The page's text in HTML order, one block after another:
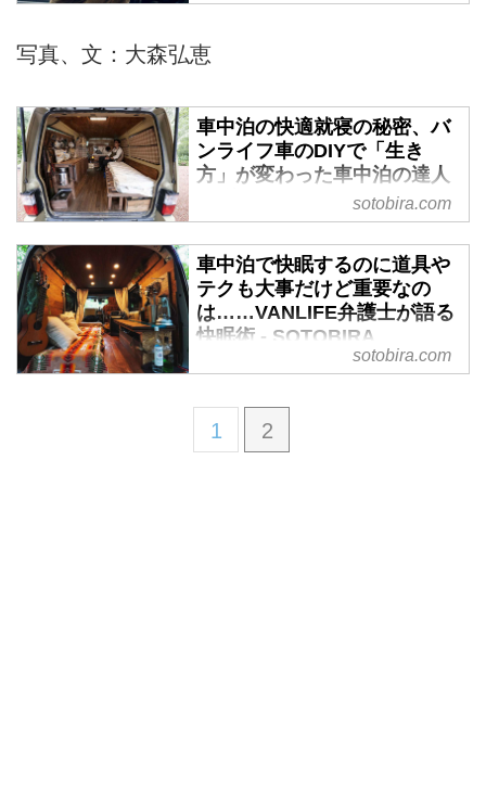
写真、文：大森弘恵
車中泊の快適就寝の秘密、バ
ンライフ車のDIYで「生き
方」が変わった車中泊の達人
に聞いてみた！ - SOTOBIRA
イフを楽しむヘンミマオさんの、
車中泊・快眠テクを紹介。車内や
ベッドなどのDIYポイントや自宅
のリノベーションなど。
sotobira.com
車中泊で快眠するのに道具や
テクも大事だけど重要なの
は……VANLIFE弁護士が語る
快眠術 - SOTOBIRA
【概要】バンライフ仕様のマツ
む、りょうすけ｜VANLIFE弁護士
sotobira.com
1 2